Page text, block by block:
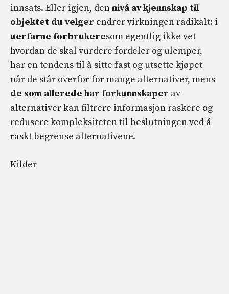
innsats. Eller igjen, dennivå av kjennskap til
objektet du velger endrer virkningen radikalt: i
uerfarne forbrukeresom egentlig ikke vet
hvordan de skal vurdere fordeler og ulemper,
har en tendens til å sitte fast og utsette kjøpet
når de står overfor for mange alternativer, mens
de som allerede har forkunnskaper av
alternativer kan filtrere informasjon raskere og
redusere kompleksiteten til beslutningen ved å
raskt begrense alternativene.
Kilder